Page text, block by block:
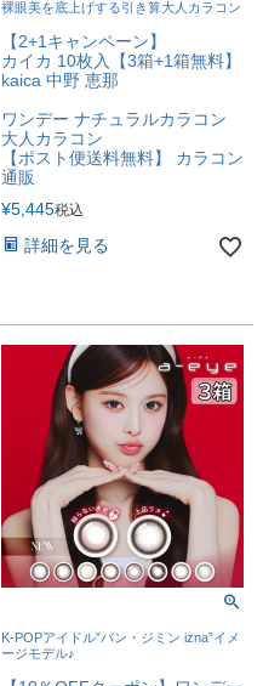
裸眼美を底上げする引き算大人カラコン
【2+1キャンペーン】
カイカ 10枚入【3箱+1箱無料】
kaica 中野 恵那
ワンデー ナチュラルカラコン
大人カラコン
【ポスト便送料無料】 カラコン
通販
¥5,445税込
詳細を見る
K-POPアイドル”バン・ジミン izna”イメ
ージモデル♪